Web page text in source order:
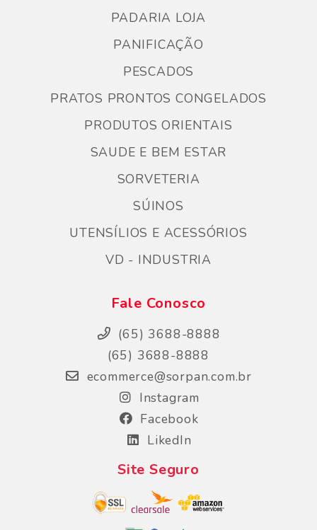
PADARIA LOJA
PANIFICAÇÃO
PESCADOS
PRATOS PRONTOS CONGELADOS
PRODUTOS ORIENTAIS
SAUDE E BEM ESTAR
SORVETERIA
SÚINOS
UTENSÍLIOS E ACESSÓRIOS
VD - INDUSTRIA
Fale Conosco
(65) 3688-8888
(65) 3688-8888
ecommerce@sorpan.com.br
Instagram
Facebook
LikedIn
Site Seguro